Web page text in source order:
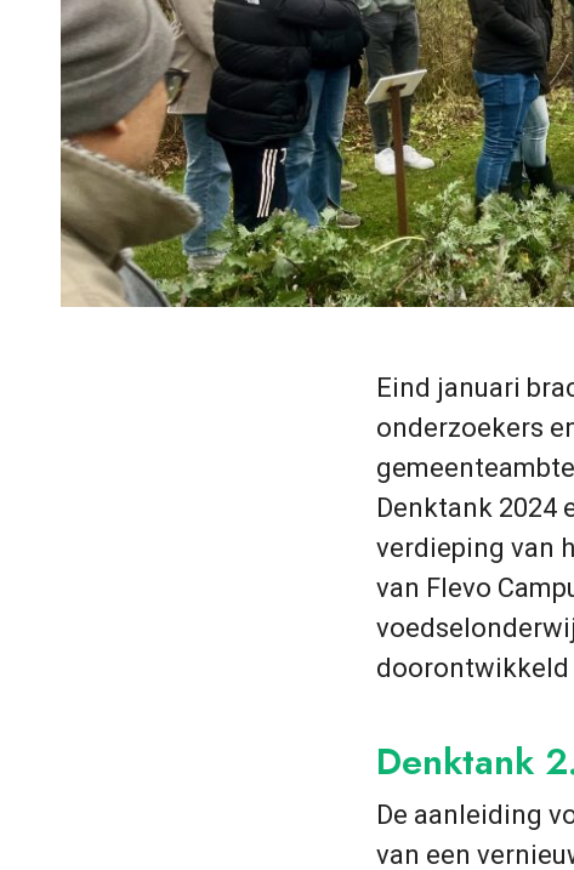
Eind januari
onderzoekers
Denktank 2024
verdieping van
van Flevo
doorontwikkeld
Denktank
De aanleiding
van een